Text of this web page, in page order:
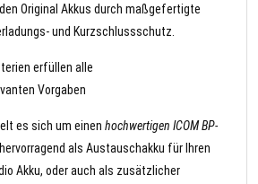
Original Akkus durch maßgefertigte
und Kurzschlussschutz.
erfüllen alle
Vorgaben
es sich um einen hochwertigen ICOM BP-
als Austauschakku für Ihren
Akku, oder auch als zusätzlicher